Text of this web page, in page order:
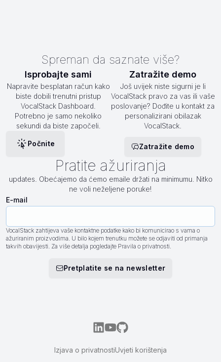
Spreman da saznate više?
Isprobajte sami
Napravite besplatan račun kako
biste dobili trenutni pristup
VocalStack Dashboard.
Potrebno je samo nekoliko
sekundi da biste započeli.
Počnite
Zatražite demo
Još uvijek niste sigurni je li
VocalStack pravo za vas ili vaše
poslovanje? Dođite u kontakt za
personalizirani obilazak
VocalStack.
Zatražite demo
E-mail
VocalStack zahtijeva vaše kontaktne podatke kako bi komunicirao s vama o
ažuriranim proizvodima. U bilo kojem trenutku možete se odjaviti od primanja
takvih obavijesti. Za više detalja pogledajte Pravila o privatnosti.
Pretplatite se na newsletter
Pratite ažuriranja
updates. Obećajemo da ćemo emaile držati na minimumu. Nitko
ne voli neželjene poruke!
Izjava o privatnostiUvjeti korištenja